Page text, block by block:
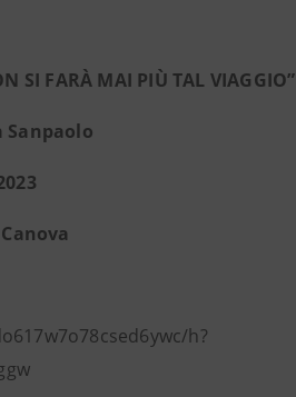
SI FARÀ MAI PIÙ TAL VIAGGIO”
Sanpaolo
h?